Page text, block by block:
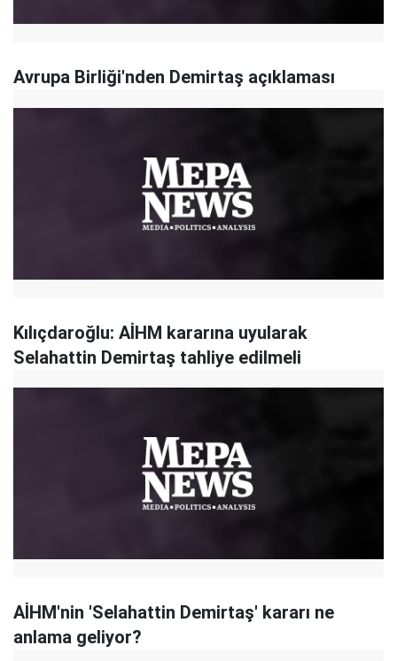
Avrupa Birliği'nden Demirtaş açıklaması
Kılıçdaroğlu: AİHM kararına uyularak
Selahattin Demirtaş tahliye edilmeli
AİHM'nin 'Selahattin Demirtaş' kararı ne
anlama geliyor?